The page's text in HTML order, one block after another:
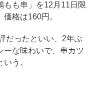
もも串」を12月11日限
格は160円。
だったといい、2年ぶ
ーな味わいで、串カツ
う。